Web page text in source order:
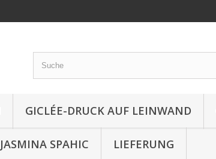
GICLÉE-DRUCK AUF LEINWAND
JASMINA SPAHIC LIEFERUNG